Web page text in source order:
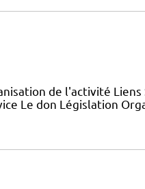
de l'activité
Le don Législation